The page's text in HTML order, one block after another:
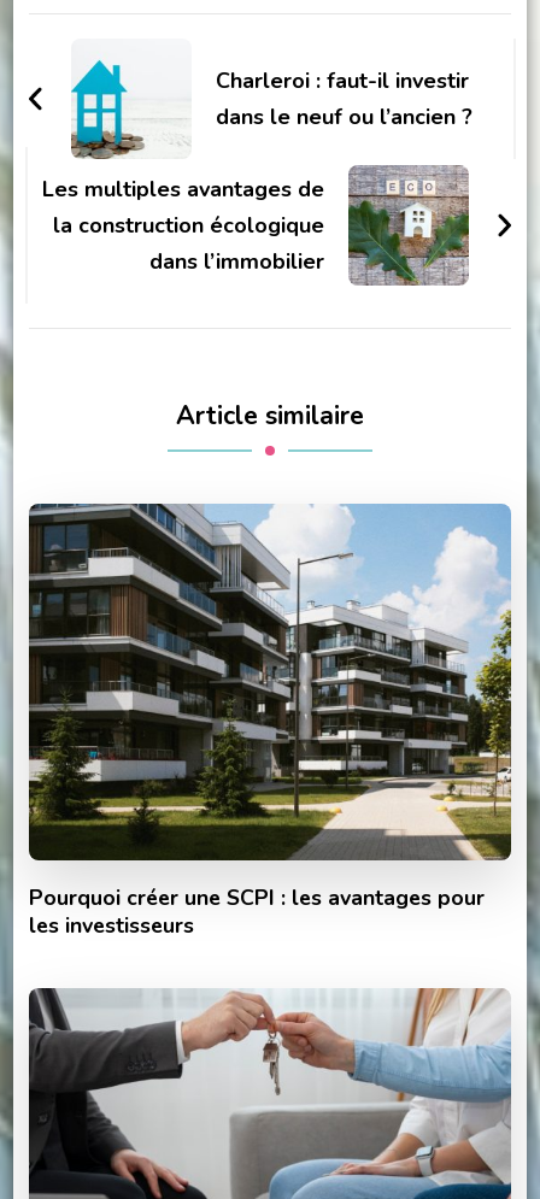
d'article
Charleroi : faut-il investir
dans le neuf ou l’ancien ?
Les multiples avantages de
la construction écologique
dans l’immobilier
Article similaire
Pourquoi créer une SCPI : les avantages pour
les investisseurs